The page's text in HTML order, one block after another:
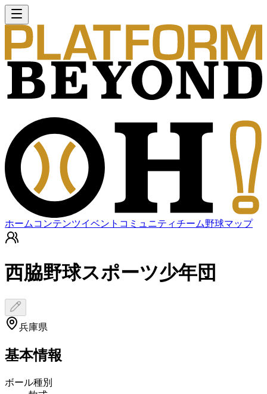
ホーム コンテンツイベント コミュニティチーム野球マップ
西脇野球スポーツ少年団
兵庫県
基本情報
ボール種別